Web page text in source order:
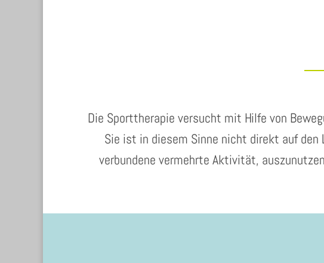
Die Sporttherapie versucht mit Hilfe von
Sie ist in diesem Sinne nicht direkt auf
verbundene vermehrte Aktivität,